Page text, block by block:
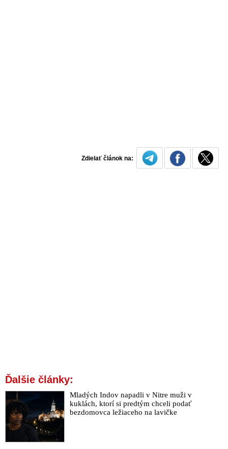
Zdielať článok na:
Ďalšie články:
Mladých Indov napadli v Nitre muži v
kuklách, ktorí si predtým chceli podať
bezdomovca ležiaceho na lavičke